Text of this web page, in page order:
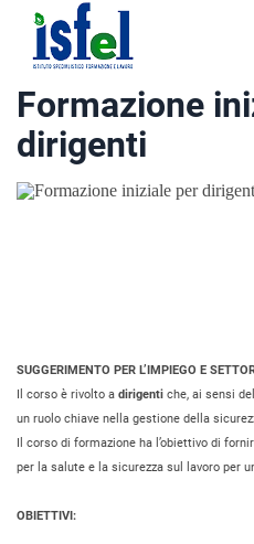
Isfel
Istituto
specialistico
formazione
lavoro
Formazione
dirigenti
SUGGERIMENTO PER L’IMPIEGO E
Il corso è rivolto a dirigenti che, ai sensi
un ruolo chiave nella gestione della
Il corso di formazione ha l’obiettivo di
per la salute e la sicurezza sul lavoro per
OBIETTIVI: